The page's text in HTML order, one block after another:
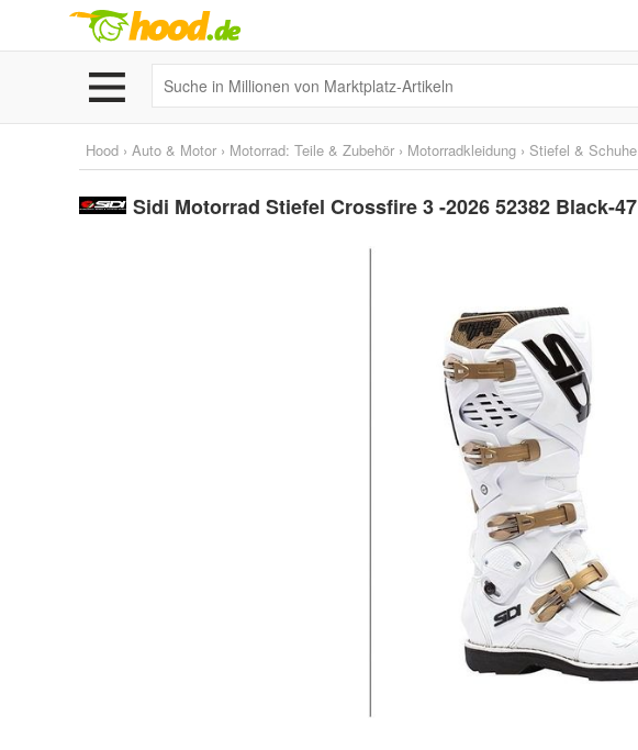
Hood › Auto & Motor › Motorrad: Teile & Zubehör › Motorradkleidung › Stiefel & Schuhe
Sidi Motorrad Stiefel Crossfire 3 -2026 52382 Black-47